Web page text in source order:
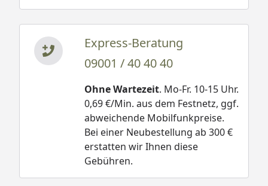
Karibu Kinderspielturm Lotti - Kletterwand -
Montageanleitung
Hinweis: Mit Schaukelanbau oder Kletterwand nicht
für Kinder unter drei Jahren geeignet.
Express-Beratung
09001 / 40 40 40
Ohne Wartezeit. Mo-Fr. 10-15 Uhr.
0,69 €/Min. aus dem Festnetz, ggf.
abweichende Mobilfunkpreise.
Bei einer Neubestellung ab 300 €
erstatten wir Ihnen diese
Gebühren.